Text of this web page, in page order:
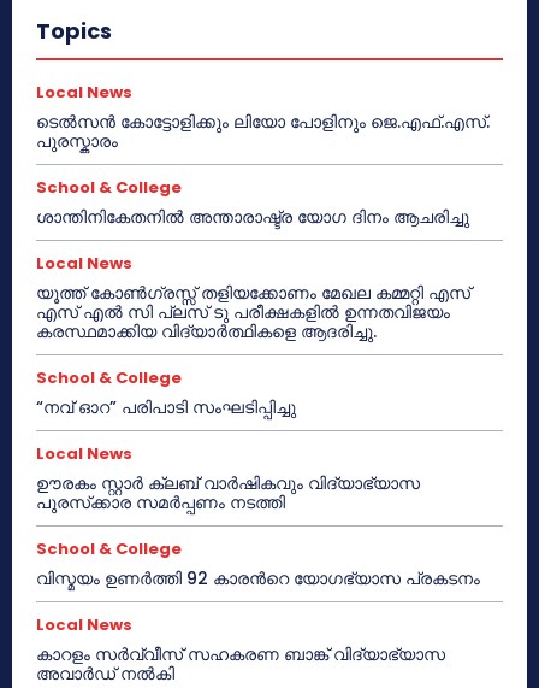
Topics
Local News
ടെൽസൻ കോട്ടോളിക്കും ലിയോ പോളിനും ജെ.എഫ്.എസ്.
പുരസ്കാരം
School & College
ശാന്തിനികേതനിൽ അന്താരാഷ്ട്ര യോഗ ദിനം ആചരിച്ചു
Local News
യൂത്ത് കോൺഗ്രസ്സ് തളിയക്കോണം മേഖല കമ്മറ്റി എസ്
എസ് എൽ സി പ്ലസ് ടു പരീക്ഷകളിൽ ഉന്നതവിജയം
കരസ്ഥമാക്കിയ വിദ്യാർത്ഥികളെ ആദരിച്ചു.
School & College
“നവ് ഓറ” പരിപാടി സംഘടിപ്പിച്ചു
Local News
ഊരകം സ്റ്റാർ ക്ലബ് വാർഷികവും വിദ്യാഭ്യാസ
പുരസ്‌ക്കാര സമർപ്പണം നടത്തി
School & College
വിസ്മയം ഉണർത്തി 92 കാരൻറെ യോഗഭ്യാസ പ്രകടനം
Local News
കാറളം സർവ്വീസ് സഹകരണ ബാങ്ക് വിദ്യാഭ്യാസ
അവാർഡ് നൽകി